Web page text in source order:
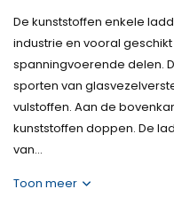
De kunststoffen enkele
industrie en vooral
spanningvoerende delen.
sporten van
vulstoffen. Aan de
kunststoffen doppen. De
van...
Toon meer